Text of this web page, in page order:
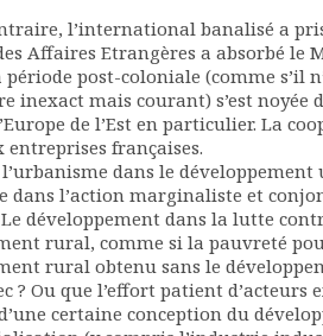
l’international banalisé a
Affaires Etrangères a absorbé le
période post-coloniale (comme s’il
inexact mais courant) s’est noyée
de l’Est en particulier. La
entreprises françaises.
dans le
dans l’action marginaliste et
développement dans la lutte
rural, comme si la pauvreté
rural obtenu sans le
? Ou que l’effort patient
d’une certaine conception du